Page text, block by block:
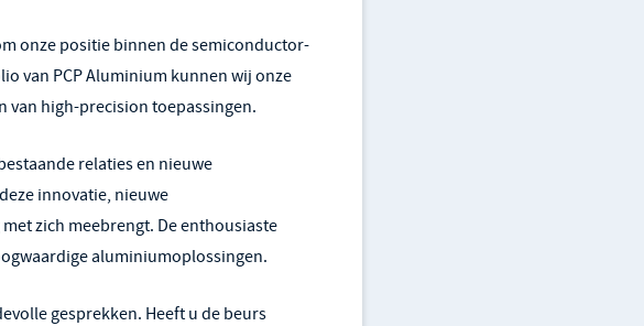
onze positie binnen de semiconductor-
van PCP Aluminium kunnen wij onze
van high-precision toepassingen.
relaties en nieuwe
innovatie, nieuwe
zich meebrengt. De enthousiaste
aluminiumoplossingen.
gesprekken. Heeft u de beurs